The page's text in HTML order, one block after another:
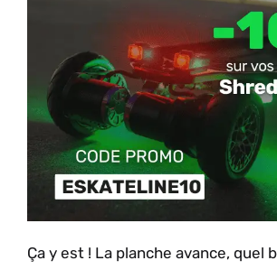
Ça y est ! La planche avance, quel